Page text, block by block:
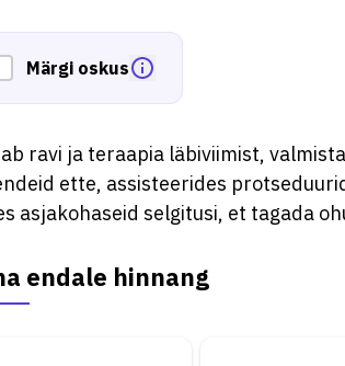
Märgi oskus
ravi ja teraapia läbiviimist,
ette, assisteerides
asjakohaseid selgitusi, et tagada
endale hinnang